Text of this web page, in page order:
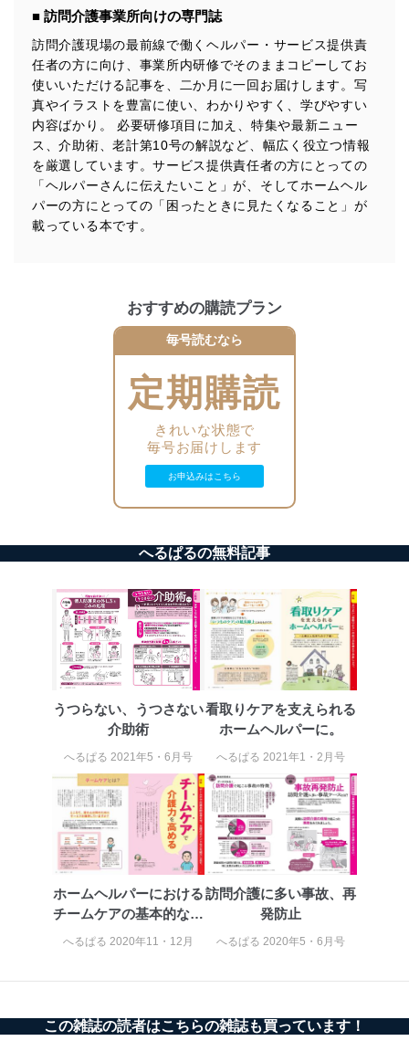
みを確実にするため、従業者等の教育を徹底してまいり
ます。また、目的外利用を行わないために、適切な管理
措置を講じます。
法令遵守
当社は、個人情報に関連する法令、国が定める指針及び
その他の規範を遵守します。また、当社の管理の仕組み
に、これらの法令及びその他の規範を常に適合させま
す。
個人情報の安全管理措置
アクセス制御
個人データを取り扱うことのできる機器及び当該
機器を取り扱う従業者を明確化し、 個人データへ
の不要なアクセスを防止しています。
アクセス者の識別と認証
機器に標準装備されているユーザー制御機能（ユ
ーザーアカウント制御）により、個人情報データ
ベース等を取り扱う情報システムを使用する従業
者を識別・認証しています。
外部からの不正アクセス等の防止
システムを最新の状態に保持しています。
個人データを取り扱う機器等にセキュリティ対策
により、これを最新状態としています。
情報システムの使用に伴う漏洩等の防止
メール等により個人データの含まれるファイルを
送信する場合に、当該ファイルへのパスワードを
設定しています。
個人情報保護マネジメントシステムの継続的改善
当社は、内部監査及びマネジメントレビューの機会を通
じて、個人情報保護マネジメントシステムを継続的に改
善し、常に最良の状態を維持します。
苦情及び相談受付け窓口
貴殿の個人情報及び当社の個人情報保護マネジメントシ
ステムに関するご相談及び苦情については以下までご連
適切、かつ迅速に対応させていただきます。
株式会社富士山マガジンサービス 個人情報問い合わせ
改訂：2025年2月20日
■ 訪問介護事業所向けの専門誌
訪問介護現場の最前線で働くヘルパー・サービス提供責
任者の方に向け、事業所内研修でそのままコピーしてお
使いいただける記事を、二か月に一回お届けします。写
真やイラストを豊富に使い、わかりやすく、学びやすい
内容ばかり。 必要研修項目に加え、特集や最新ニュー
ス、介助術、老計第10号の解説など、幅広く役立つ情報
を厳選しています。サービス提供責任者の方にとっての
「ヘルパーさんに伝えたいこと」が、そしてホームヘル
パーの方にとっての「困ったときに見たくなること」が
載っている本です。
おすすめの購読プラン
毎号読むなら
定期購読
きれいな状態で
毎号お届けします
お申込みはこちら
へるぱるの無料記事
うつらない、うつさない
介助術
へるぱる 2021年5・6月号
看取りケアを支えられる
ホームヘルパーに。
へるぱる 2021年1・2月号
ホームヘルパーにおける
チームケアの基本的な考
え方
へるぱる 2020年11・12月
訪問介護に多い事故、再
発防止
へるぱる 2020年5・6月号
この雑誌の読者はこちらの雑誌も買っています！